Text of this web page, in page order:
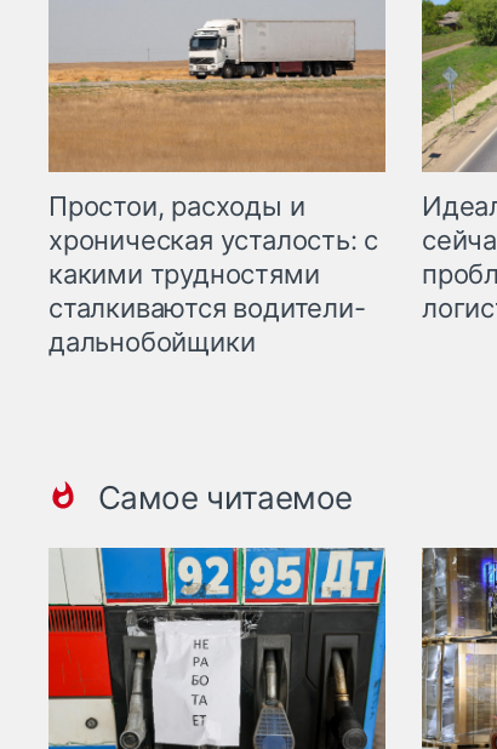
Простои, расходы и
хроническая усталость: с
какими трудностями
сталкиваются водители-
дальнобойщики
Самое читаемое